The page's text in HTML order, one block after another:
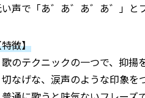
声で「あ゛あ゛あ゛あ゛」と
徴】
歌のテクニックの一つで、抑揚
切なげな、涙声のような印象を